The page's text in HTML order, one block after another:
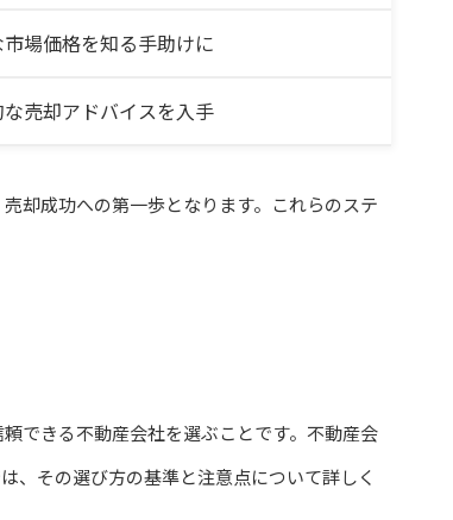
場価格を知る手助けに
売却アドバイスを入手
却成功への第一歩となります。これらのステ
できる不動産会社を選ぶことです。不動産会
、その選び方の基準と注意点について詳しく